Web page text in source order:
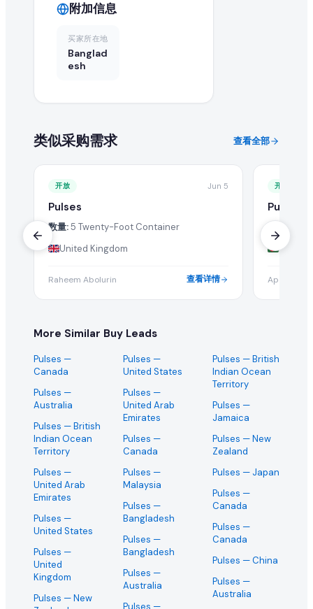
附加信息
买家所在地
Banglad
esh
类似采购需求 查看全部
开放 Jun 5
Pulses
数量:5 Twenty-Foot Container
United Kingdom
Raheem Abolurin 查看详情
开放
Pulses
数量:
Apan
More Similar Buy Leads
Pulses —
Canada
Pulses —
Australia
Pulses — British
Indian Ocean
Territory
Pulses —
United Arab
Emirates
Pulses —
United States
Pulses —
United
Kingdom
Pulses — New
Pulses —
United States
Pulses —
United Arab
Emirates
Pulses —
Canada
Pulses —
Malaysia
Pulses —
Bangladesh
Pulses —
Bangladesh
Pulses —
Australia
Pulses —
Pulses — British
Indian Ocean
Territory
Pulses —
Jamaica
Pulses — New
Zealand
Pulses — Japan
Pulses —
Canada
Pulses —
Canada
Pulses — China
Pulses —
Australia